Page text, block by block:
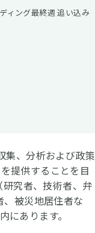
ィング最終週 追い込み
集、分析および政策
提供することを目
究者、技術者、弁
被災地居住者な
にあります。